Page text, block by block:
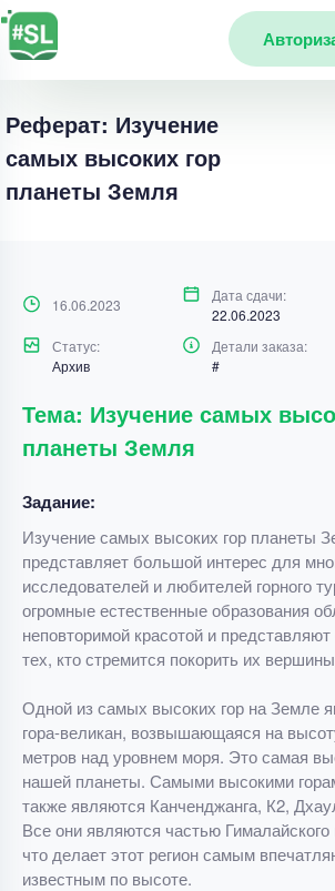
Реферат: Изучение
самых высоких гор
планеты Земля
16.06.2023
Дата сдачи:
22.06.2023
Статус:
Архив
Детали заказа:
#
Тема: Изучение самых
планеты Земля
Задание:
Изучение самых высоких гор планеты
представляет большой интерес для
исследователей и любителей горного
огромные естественные образования
неповторимой красотой и
тех, кто стремится покорить их
Одной из самых высоких гор на Земле
гора-великан, возвышающаяся на
метров над уровнем моря. Это самая
нашей планеты. Самыми высокими
также являются Канченджанга, К2,
Все они являются частью Гималайского
что делает этот регион самым
известным по высоте.